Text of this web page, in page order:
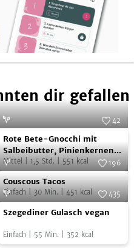
dir gefallen
Rote
Pinienkernen
Pistazien
Foto: Arnold Pöschel
42
Rote Bete-Gnocchi mit
Salbeibutter, Pinienkernen
und Pistazien
Mittel 1,5 Std. 551 kcal 196
Couscous Tacos
Einfach 30 Min. 451 kcal
Szegediner
vegan
Foto:
435
Szegediner Gulasch vegan
Einfach 55 Min. 352 kcal